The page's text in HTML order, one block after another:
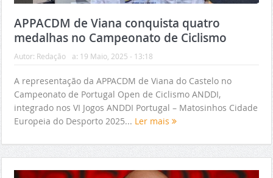
APPACDM de Viana conquista quatro
medalhas no Campeonato de Ciclismo
Autor: Redação a: 19 Maio, 2025 - 13:18
A representação da APPACDM de Viana do Castelo no
Campeonato de Portugal Open de Ciclismo ANDDI,
integrado nos VI Jogos ANDDI Portugal – Matosinhos Cidade
Europeia do Desporto 2025... Ler mais